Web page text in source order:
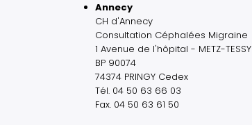
Annecy
CH d'Annecy
Consultation Céphalées Migraine
1 Avenue de l'hôpital - METZ-TESSY
BP 90074
74374 PRINGY Cedex
Tél. 04 50 63 66 03
Fax. 04 50 63 61 50